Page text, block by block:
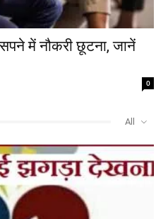
में नौकरी छूटना, जानें
0
All